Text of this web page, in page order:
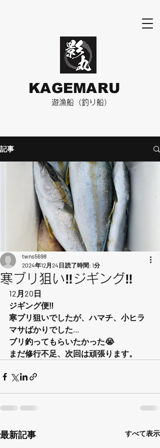
KAGEMARU
​遊漁船（釣り船）
記事
寒ブリ狙い‼️ジギング‼️
twns5698
2024年12月24日読了時間: 1分
12月20日
ジギング便‼️
寒ブリ狙いでしたが、ハマチ、小ヒラ
マサばかりでした…
ブリ釣ってもらいたかった😭
まだ修行不足、次回は頑張ります。
最新記事 すべて表示